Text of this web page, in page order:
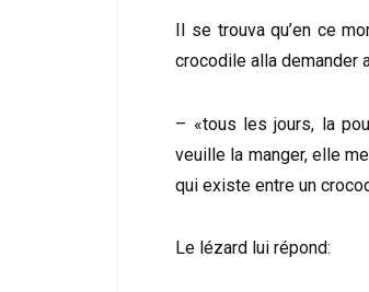
Il se trouva qu’en ce
crocodile alla demander
– «tous les jours, la
veuille la manger, elle
qui existe entre un
Le lézard lui répond: